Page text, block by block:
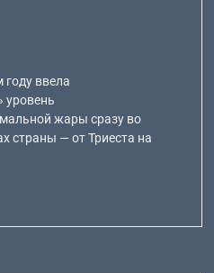
ввела
уровень
жары сразу во
страны — от Триеста на